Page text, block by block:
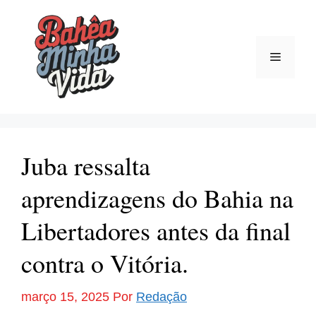
conteúdo
Menu
Juba ressalta
aprendizagens do Bahia na
Libertadores antes da final
contra o Vitória.
março 15, 2025 Por Redação